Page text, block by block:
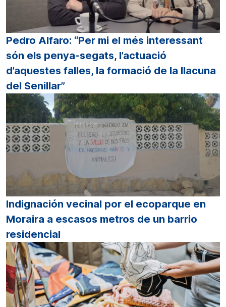
Pedro Alfaro: “Per mi el més interessant
són els penya-segats, l’actuació
d’aquestes falles, la formació de la llacuna
del Senillar”
Indignación vecinal por el ecoparque en
Moraira a escasos metros de un barrio
residencial